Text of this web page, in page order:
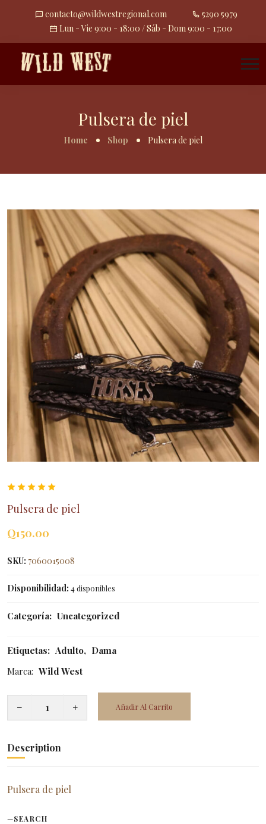
contacto@wildwestregional.com
5290 5979
Lun - Vie 9:00 - 18:00 / Sáb - Dom 9:00 - 17:00
Pulsera de piel
Home Shop Pulsera de piel
Pulsera de piel
Q150.00
SKU: 7060015008
Disponibilidad: 4 disponibles
Categoría: Uncategorized
Etiquetas: Adulto, Dama
Marca: Wild West
Añadir Al Carrito
Description
Pulsera de piel
SEARCH